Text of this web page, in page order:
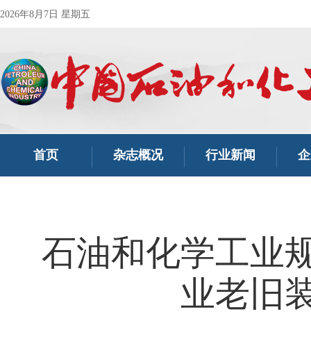
2026年8月7日 星期五
首页 杂志概况 行业新闻
石油和化学工业
业老旧